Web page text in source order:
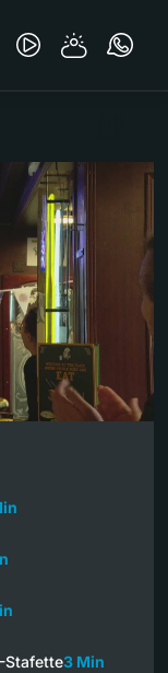
Stafette3 Min